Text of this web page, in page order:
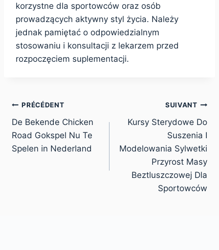
korzystne dla sportowców oraz osób
prowadzących aktywny styl życia. Należy
jednak pamiętać o odpowiedzialnym
stosowaniu i konsultacji z lekarzem przed
rozpoczęciem suplementacji.
PRÉCÉDENT
De Bekende Chicken
Road Gokspel Nu Te
Spelen in Nederland
SUIVANT
Kursy Sterydowe Do
Suszenia I
Modelowania Sylwetki
Przyrost Masy
Beztluszczowej Dla
Sportowców